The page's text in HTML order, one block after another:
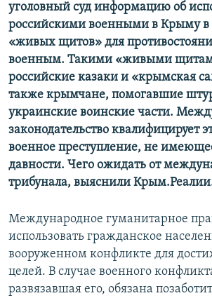
уголовный суд информацию об
российскими военными в Крыму в
«живых щитов» для
военным. Такими «живыми
российские казаки и «крымская
также крымчане, помогавшие
украинские воинские части.
законодательство квалифицирует
военное преступление, не
давности. Чего ожидать от
трибунала, выяснили
Международное гуманитарное
использовать гражданское
вооруженном конфликте для
целей. В случае военного
развязавшая его, обязана